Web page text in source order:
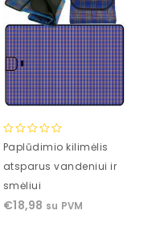
0
of
5
Paplūdimio kilimėlis
atsparus vandeniui ir
smėliui
€18,98 su PVM